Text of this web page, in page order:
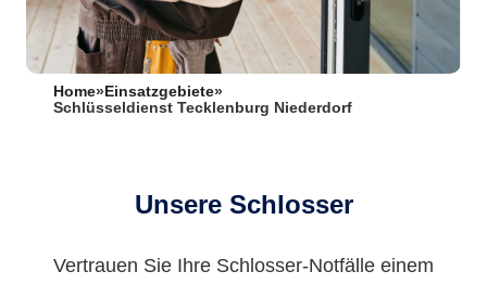
Home» Einsatzgebiete»
Schlüsseldienst Tecklenburg Niederdorf
Unsere Schlosser
Vertrauen Sie Ihre Schlosser-Notfälle einem